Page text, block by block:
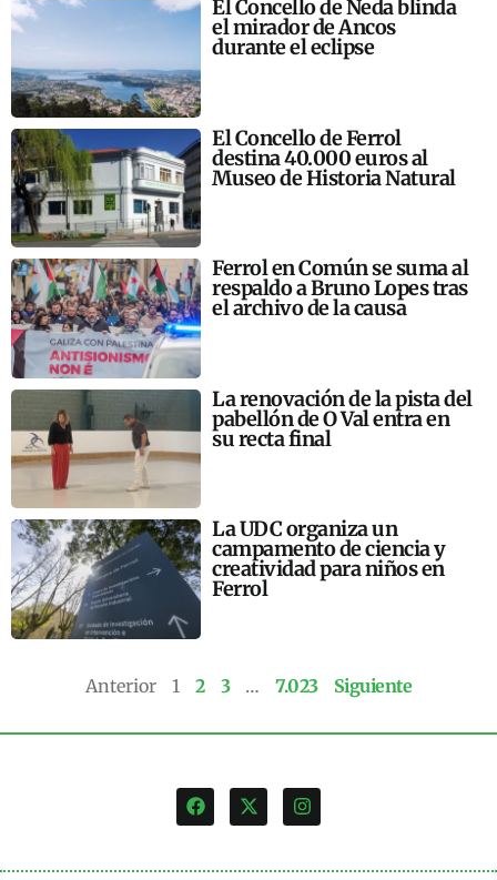
El Concello de Neda blinda
el mirador de Ancos
durante el eclipse
El Concello de Ferrol
destina 40.000 euros al
Museo de Historia Natural
Ferrol en Común se suma al
respaldo a Bruno Lopes tras
el archivo de la causa
La renovación de la pista del
pabellón de O Val entra en
su recta final
La UDC organiza un
campamento de ciencia y
creatividad para niños en
Ferrol
Anterior 1 2 3 … 7.023 Siguiente